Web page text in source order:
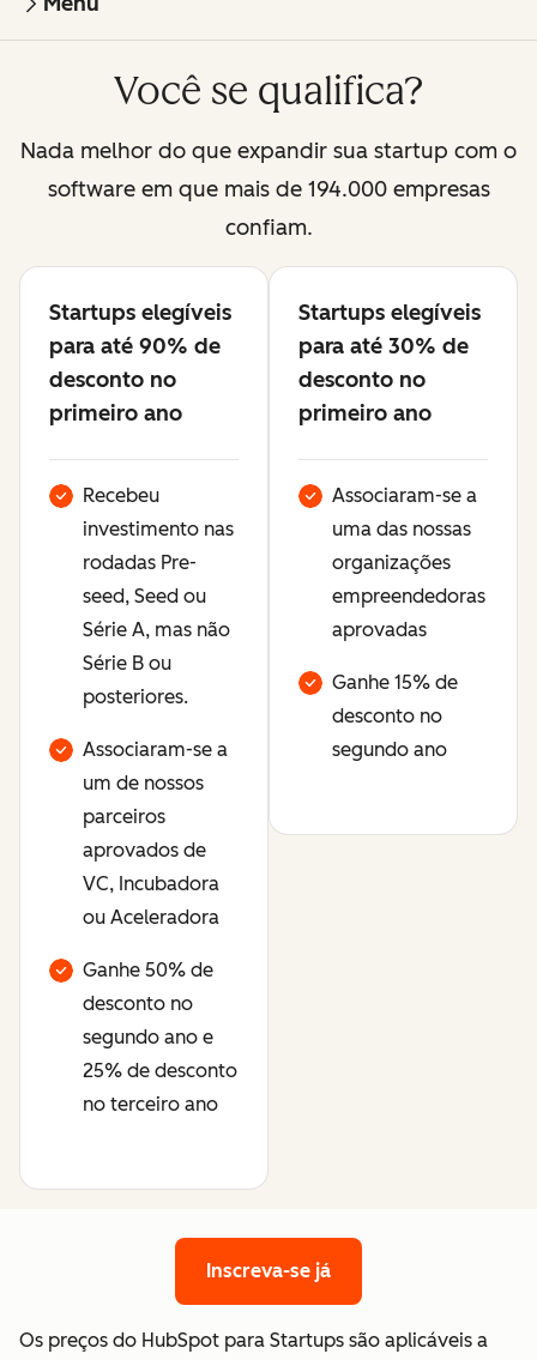
Você se qualifica?
Nada melhor do que expandir sua startup com o
software em que mais de 194.000 empresas
confiam.
Startups elegíveis
para até 90% de
desconto no
primeiro ano
Disponível
Recebeu
investimento nas
rodadas Pre-
seed, Seed ou
Série A, mas não
Série B ou
posteriores.
Associaram-se a
um de nossos
parceiros
aprovados de
VC, Incubadora
ou Aceleradora
Ganhe 50% de
desconto no
segundo ano e
25% de desconto
no terceiro ano
Startups elegíveis
para até 30% de
desconto no
primeiro ano
Disponível
Associaram-se a
uma das nossas
organizações
empreendedoras
aprovadas
Ganhe 15% de
desconto no
segundo ano
Inscreva-se já
Os preços do HubSpot para Startups são aplicáveis a